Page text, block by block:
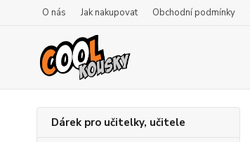
O nás Jak nakupovat Obchodní podmínky
Dárek pro učitelky, učitele